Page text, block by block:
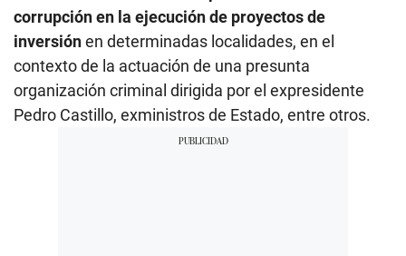
corrupción en la ejecución de proyectos de
inversiónen determinadas localidades, en el
contexto de la actuación de una presunta
organización criminal dirigida por el expresidente
Pedro Castillo, exministros de Estado, entre otros.